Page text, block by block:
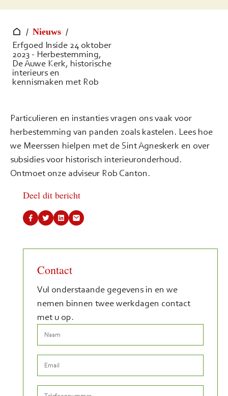
/ Nieuws /
Erfgoed Inside 24 oktober
2023 - Herbestemming,
De Auwe Kerk, historische
interieurs en
kennismaken met Rob
Particulieren en instanties vragen ons vaak voor
herbestemming van panden zoals kastelen. Lees hoe
we Meerssen hielpen met de Sint Agneskerk en over
subsidies voor historisch interieuronderhoud.
Ontmoet onze adviseur Rob Canton.
Deel dit bericht
Contact
Vul onderstaande gegevens in en we
nemen binnen twee werkdagen contact
met u op.